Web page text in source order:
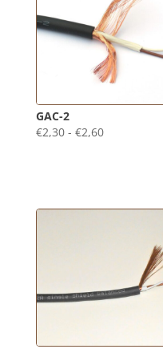
GAC-2
€2,30 - €2,60Prijsklasse: